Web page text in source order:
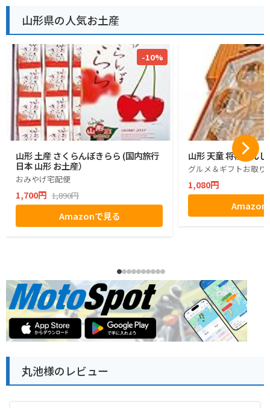
山形県の人気お土産
-10%
山形 土産 さくらんぼきらら (国内旅行
日本 山形 お土産）
おみやげ宅配便
1,700円 1,890円
Amazonで見る
山形 天童 将棋まん
グルメ＆ギフトお取り
1,080円
Amazon
丸池様のレビュー